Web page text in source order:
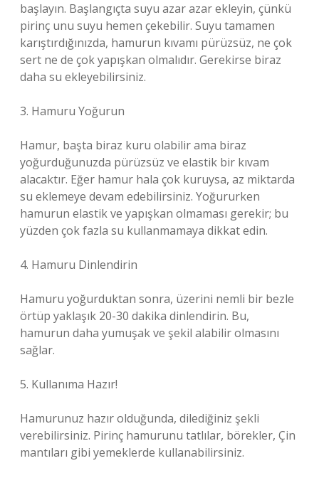
başlayın. Başlangıçta suyu azar azar ekleyin, çünkü
pirinç unu suyu hemen çekebilir. Suyu tamamen
karıştırdığınızda, hamurun kıvamı pürüzsüz, ne çok
sert ne de çok yapışkan olmalıdır. Gerekirse biraz
daha su ekleyebilirsiniz.
3. Hamuru Yoğurun
Hamur, başta biraz kuru olabilir ama biraz
yoğurduğunuzda pürüzsüz ve elastik bir kıvam
alacaktır. Eğer hamur hala çok kuruysa, az miktarda
su eklemeye devam edebilirsiniz. Yoğururken
hamurun elastik ve yapışkan olmaması gerekir; bu
yüzden çok fazla su kullanmamaya dikkat edin.
4. Hamuru Dinlendirin
Hamuru yoğurduktan sonra, üzerini nemli bir bezle
örtüp yaklaşık 20-30 dakika dinlendirin. Bu,
hamurun daha yumuşak ve şekil alabilir olmasını
sağlar.
5. Kullanıma Hazır!
Hamurunuz hazır olduğunda, dilediğiniz şekli
verebilirsiniz. Pirinç hamurunu tatlılar, börekler, Çin
mantıları gibi yemeklerde kullanabilirsiniz.